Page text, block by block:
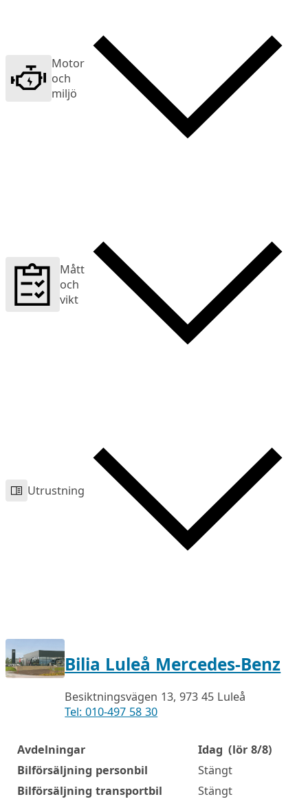
Motor
och
miljö
Mått
och
vikt
Utrustning
Bilia Luleå Mercedes-Benz
Besiktningsvägen 13, 973 45 Luleå
Tel: 010-497 58 30
Öppettider
Avdelningar Idag (lör 8/8)
Bilförsäljning personbil
Stängt
Bilförsäljning transportbil
Stängt